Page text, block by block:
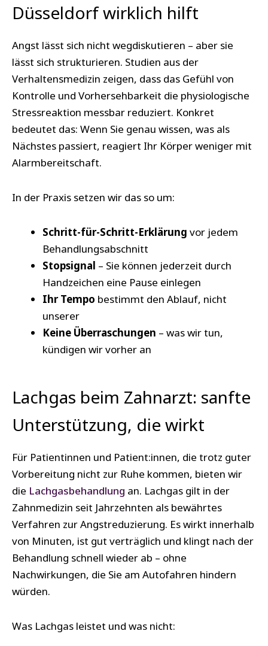
Düsseldorf wirklich hilft
Angst lässt sich nicht wegdiskutieren – aber sie
lässt sich strukturieren. Studien aus der
Verhaltensmedizin zeigen, dass das Gefühl von
Kontrolle und Vorhersehbarkeit die physiologische
Stressreaktion messbar reduziert. Konkret
bedeutet das: Wenn Sie genau wissen, was als
Nächstes passiert, reagiert Ihr Körper weniger mit
Alarmbereitschaft.
In der Praxis setzen wir das so um:
Schritt-für-Schritt-Erklärung vor jedem
Behandlungsabschnitt
Stopsignal – Sie können jederzeit durch
Handzeichen eine Pause einlegen
Ihr Tempo bestimmt den Ablauf, nicht
unserer
Keine Überraschungen – was wir tun,
kündigen wir vorher an
Lachgas beim Zahnarzt: sanfte
Unterstützung, die wirkt
Für Patientinnen und Patient:innen, die trotz guter
Vorbereitung nicht zur Ruhe kommen, bieten wir
die Lachgasbehandlung an. Lachgas gilt in der
Zahnmedizin seit Jahrzehnten als bewährtes
Verfahren zur Angstreduzierung. Es wirkt innerhalb
von Minuten, ist gut verträglich und klingt nach der
Behandlung schnell wieder ab – ohne
Nachwirkungen, die Sie am Autofahren hindern
würden.
Was Lachgas leistet und was nicht: